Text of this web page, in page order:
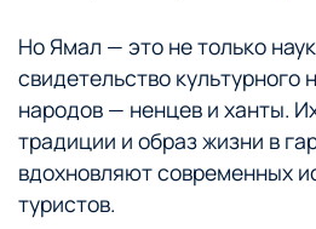
Но Ямал — это не только
свидетельство культурного
народов — ненцев и ханты.
традиции и образ жизни в
вдохновляют современных
туристов.